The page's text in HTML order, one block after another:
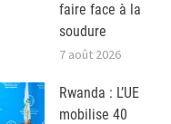
faire face à la
soudure
7 août 2026
Rwanda : L’UE
mobilise 40